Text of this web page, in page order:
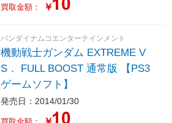
買取金額： ￥
バンダイナムコエンターテインメント
機動戦士ガンダム EXTREME V
S． FULL BOOST 通常版 【PS3
ゲームソフト】
発売日：2014/01/30